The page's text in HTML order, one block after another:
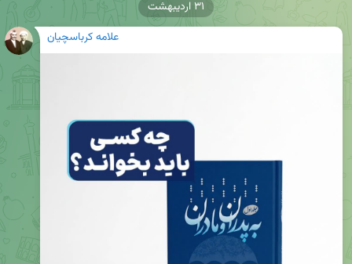
علامه کرباسچیان
۳۱ اردیبهشت